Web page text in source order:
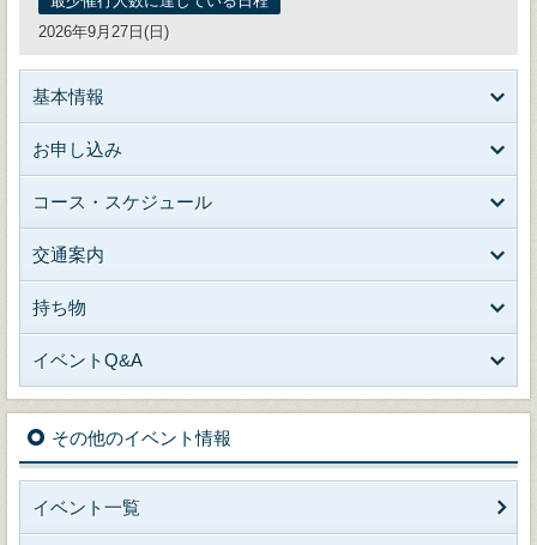
2026年9月27日(日)
基本情報
お申し込み
コース・スケジュール
交通案内
持ち物
イベントQ&A
その他のイベント情報
イベント一覧